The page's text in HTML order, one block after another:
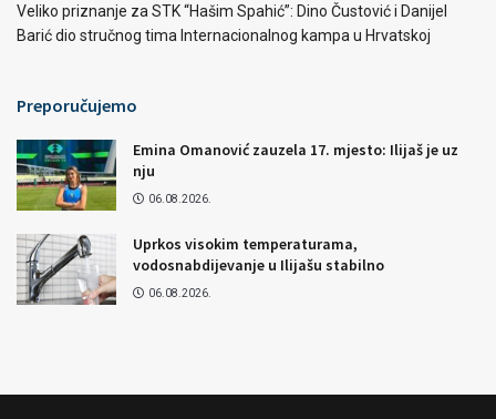
Veliko priznanje za STK “Hašim Spahić”: Dino Čustović i Danijel
Barić dio stručnog tima Internacionalnog kampa u Hrvatskoj
Preporučujemo
Emina Omanović zauzela 17. mjesto: Ilijaš je uz
nju
06.08.2026.
Uprkos visokim temperaturama,
vodosnabdijevanje u Ilijašu stabilno
06.08.2026.